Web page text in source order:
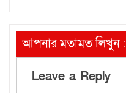
আপনার মতামত লিখুন :
Leave a Reply